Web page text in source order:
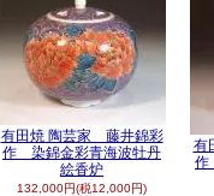
有田焼 陶芸家 藤井錦彩
作 染錦金彩青海波牡丹
絵香炉
132,000円(税12,000円)
有
作